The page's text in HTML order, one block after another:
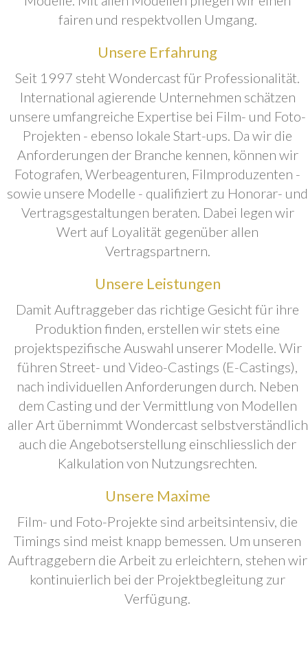
fairen und respektvollen Umgang.
Unsere Erfahrung
Seit 1997 steht Wondercast für Professionalität.
International agierende Unternehmen schätzen
unsere umfangreiche Expertise bei Film- und Foto-
Projekten - ebenso lokale Start-ups. Da wir die
Anforderungen der Branche kennen, können wir
Fotografen, Werbeagenturen, Filmproduzenten -
sowie unsere Modelle - qualifiziert zu Honorar- und
Vertragsgestaltungen beraten. Dabei legen wir
Wert auf Loyalität gegenüber allen
Vertragspartnern.
Unsere Leistungen
Damit Auftraggeber das richtige Gesicht für ihre
Produktion finden, erstellen wir stets eine
projektspezifische Auswahl unserer Modelle. Wir
führen Street- und Video-Castings (E-Castings),
nach individuellen Anforderungen durch. Neben
dem Casting und der Vermittlung von Modellen
aller Art übernimmt Wondercast selbstverständlich
auch die Angebotserstellung einschliesslich der
Kalkulation von Nutzungsrechten.
Unsere Maxime
Film- und Foto-Projekte sind arbeitsintensiv, die
Timings sind meist knapp bemessen. Um unseren
Auftraggebern die Arbeit zu erleichtern, stehen wir
kontinuierlich bei der Projektbegleitung zur
Verfügung.